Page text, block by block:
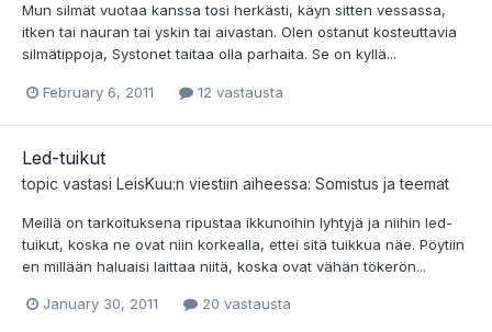
Mun silmät vuotaa kanssa tosi herkästi, käyn sitten vessassa,
itken tai nauran tai yskin tai aivastan. Olen ostanut kosteuttavia
silmätippoja, Systonet taitaa olla parhaita. Se on kyllä...
February 6, 2011 12 vastausta
Led-tuikut
topic vastasi LeisKuu:n viestiin aiheessa: Somistus ja teemat
Meillä on tarkoituksena ripustaa ikkunoihin lyhtyjä ja niihin led-
tuikut, koska ne ovat niin korkealla, ettei sitä tuikkua näe. Pöytiin
en millään haluaisi laittaa niitä, koska ovat vähän tökerön...
January 30, 2011 20 vastausta